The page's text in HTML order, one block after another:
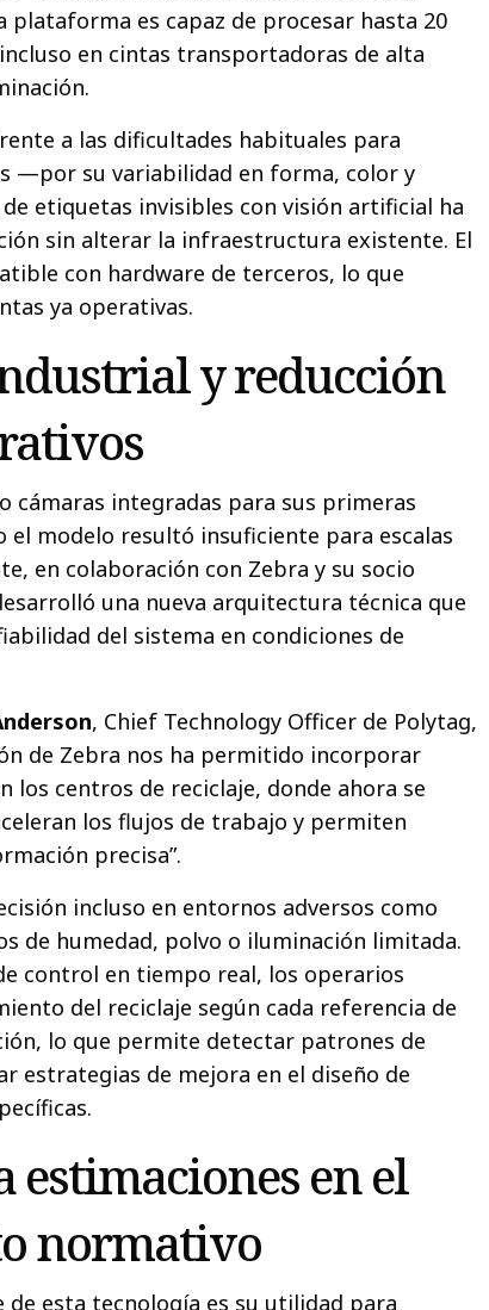
plataforma es capaz de procesar hasta 20
en cintas transportadoras de alta
a las dificultades habituales para
—por su variabilidad en forma, color y
etiquetas invisibles con visión artificial ha
sin alterar la infraestructura existente. El
con hardware de terceros, lo que
ya operativas.
y reducción
cámaras integradas para sus primeras
el modelo resultó insuficiente para escalas
en colaboración con Zebra y su socio
una nueva arquitectura técnica que
del sistema en condiciones de
, Chief Technology Officer de Polytag,
de Zebra nos ha permitido incorporar
los centros de reciclaje, donde ahora se
los flujos de trabajo y permiten
precisa”.
incluso en entornos adversos como
de humedad, polvo o iluminación limitada.
control en tiempo real, los operarios
del reciclaje según cada referencia de
lo que permite detectar patrones de
estrategias de mejora en el diseño de
estimaciones en el
normativo
de esta tecnología es su utilidad para